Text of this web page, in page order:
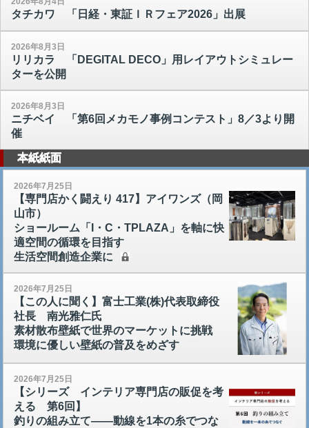
タチカワ 「日経・東証ＩＲフェア2026」出展
2026年8月3日
リリカラ 「DEGITAL DECO」用レイアウトシミュレー
ターを公開
2026年8月3日
ニチベイ 「第6回メカモノ事例コンテスト」8／3より開
催
本紙紙面
2026年7月25日
【専門店かく闘えり 417】アイワンズ（岡
山市）
ショールーム「I・C・TPLAZA」を軸に快
適空間の循環を目指す
生活空間創造企業に
2026年7月25日
【この人に聞く】富士工業(株)代表取締役
社長 南光雅仁氏
素材散布壁紙で世界のマーケットに挑戦
環境に優しい壁紙の普及をめざす
2026年7月25日
【シリーズ インテリア専門店の販促を考
える 第6回】
釣りの組み立て――動線を1本の糸でつな